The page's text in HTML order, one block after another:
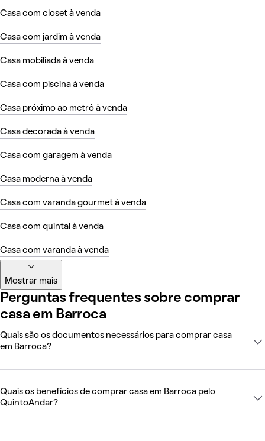
Casa com closet à venda
Casa com jardim à venda
Casa mobiliada à venda
Casa com piscina à venda
Casa próximo ao metrô à venda
Casa decorada à venda
Casa com garagem à venda
Casa moderna à venda
Casa com varanda gourmet à venda
Casa com quintal à venda
Casa com varanda à venda
Mostrar mais
Perguntas frequentes sobre comprar
casa em Barroca
Quais são os documentos necessários para comprar casa
em Barroca?
Quais os benefícios de comprar casa em Barroca pelo
QuintoAndar?